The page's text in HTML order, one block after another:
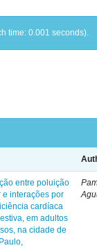
time: 0.001 seconds).
entre poluição
e interações por
cardíaca
em adultos
na cidade de